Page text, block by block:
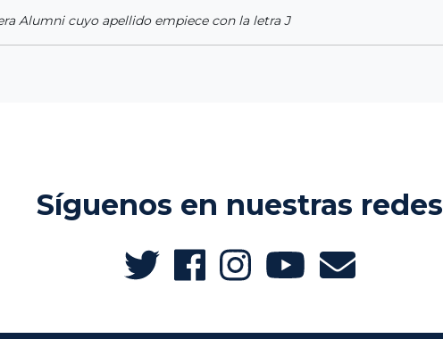
Alumni cuyo apellido empiece con la letra J
Síguenos en nuestras redes